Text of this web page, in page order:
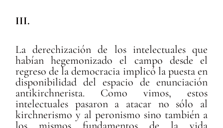
III.
La derechización de los intelectuales que
habían hegemonizado el campo desde el
regreso de la democracia implicó la puesta en
disponibilidad del espacio de enunciación
antikirchnerista. Como vimos, estos
intelectuales pasaron a atacar no sólo al
kirchnerismo y al peronismo sino también a
los mismos fundamentos de la vida